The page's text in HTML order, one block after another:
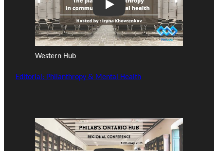
Play
Western Hub
Editorial: Philanthropy & Mental Health